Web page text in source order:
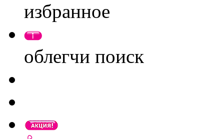
избранное
облегчи поиск